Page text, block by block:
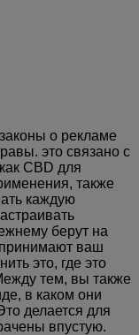
о рекламе
это связано с
CBD для
также
каждую
берут на
принимают ваш
это, где это
тем, вы также
в каком они
делается для
впустую.